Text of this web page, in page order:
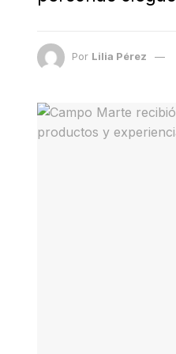
Por Lilia Pérez